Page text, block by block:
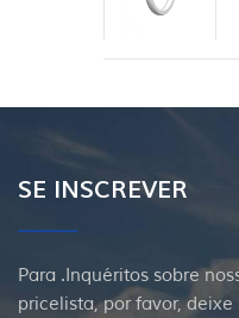
SE INSCREVER
Para .Inquéritos sobre
pricelista, por favor, deixe